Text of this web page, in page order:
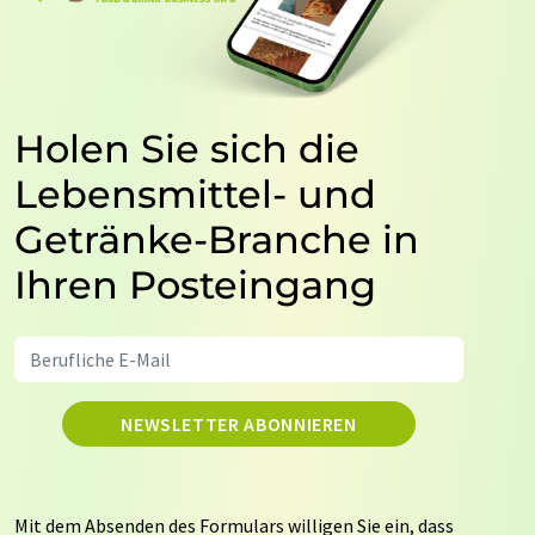
Holen Sie sich die
Lebensmittel- und
Getränke-Branche in
Ihren Posteingang
NEWSLETTER ABONNIEREN
Mit dem Absenden des Formulars willigen Sie ein, dass